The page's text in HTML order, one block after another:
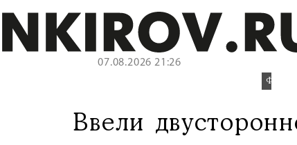
07.08.2026 21:26
Ввели